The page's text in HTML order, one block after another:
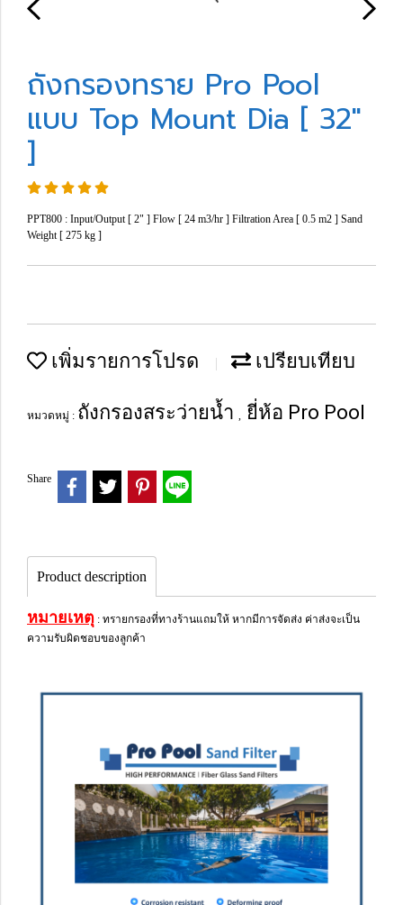
ถังกรองทราย Pro Pool
แบบ Top Mount Dia [ 32"
]
PPT800 : Input/Output [ 2" ] Flow [ 24 m3/hr ] Filtration Area [ 0.5 m2 ] Sand
Weight [ 275 kg ]
เพิ่มรายการโปรด เปรียบเทียบ
หมวดหมู่ : ถังกรองสระว่ายน้ำ , ยี่ห้อ Pro Pool
Share
Product description
หมายเหตุ : ทรายกรองที่ทางร้านแถมให้ หากมีการจัดส่ง ค่าส่งจะเป็น
ความรับผิดชอบของลูกค้า